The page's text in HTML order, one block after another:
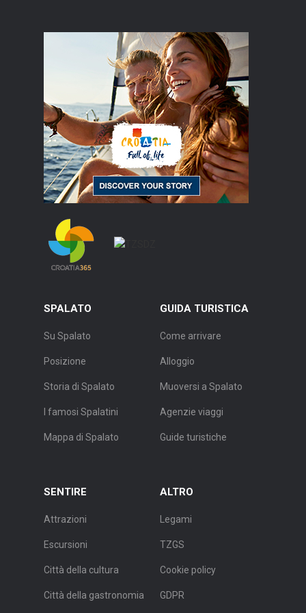
SPALATO
Su Spalato
Posizione
Storia di Spalato
I famosi Spalatini
Mappa di Spalato
GUIDA TURISTICA
Come arrivare
Alloggio
Muoversi a Spalato
Agenzie viaggi
Guide turistiche
SENTIRE
Attrazioni
Escursioni
Città della cultura
Città della gastronomia
ALTRO
Legami
TZGS
Cookie policy
GDPR